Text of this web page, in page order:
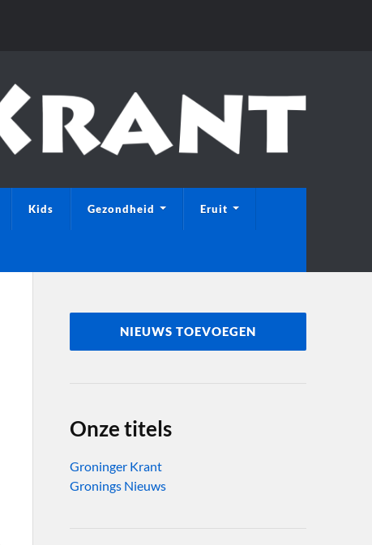
Kids Gezondheid Eruit
NIEUWS TOEVOEGEN
Onze titels
Groninger Krant
Gronings Nieuws